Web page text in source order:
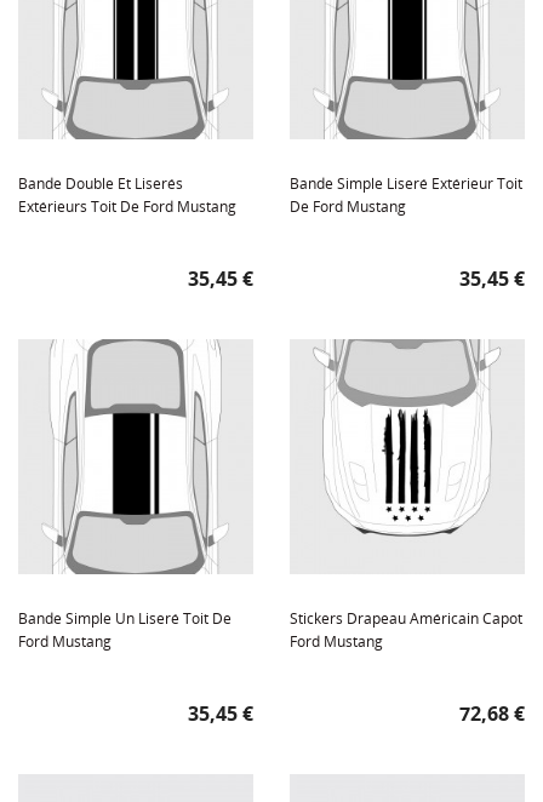
Bande Double Et Liserés
Extérieurs Toit De Ford Mustang
Prix
35,45 €
Bande Simple Liseré Extérieur Toit
De Ford Mustang
Prix
35,45 €
Bande Simple Un Liseré Toit De
Ford Mustang
Prix
35,45 €
Stickers Drapeau Américain Capot
Ford Mustang
Prix
72,68 €